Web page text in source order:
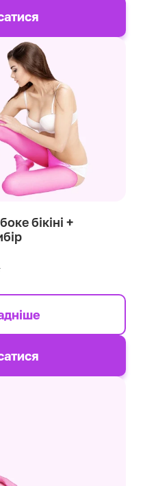
бікіні +